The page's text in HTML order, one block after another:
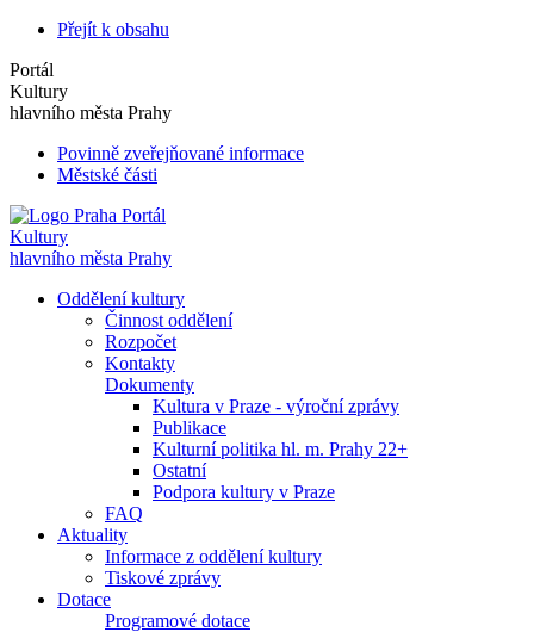
Přejít k obsahu
Portál
Kultury
hlavního města Prahy
Povinně zveřejňované informace
Městské části
Portál
Kultury
hlavního města Prahy
Oddělení kultury
Činnost oddělení
Rozpočet
Kontakty
Dokumenty
Kultura v Praze - výroční zprávy
Publikace
Kulturní politika hl. m. Prahy 22+
Ostatní
Podpora kultury v Praze
FAQ
Aktuality
Informace z oddělení kultury
Tiskové zprávy
Dotace
Programové dotace